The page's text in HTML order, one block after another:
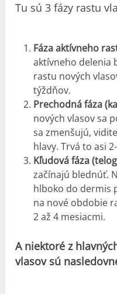
Tu sú 3 fázy rastu
Fáza aktívneho
aktívneho delenia
rastu nových
týždňov.
Prechodná fáza
nových vlasov sa
sa zmenšujú,
hlavy. Trvá to asi
Kľudová fáza
začínajú blednúť.
hlboko do dermis
na nové obdobie
2 až 4 mesiacmi.
A niektoré z
vlasov sú